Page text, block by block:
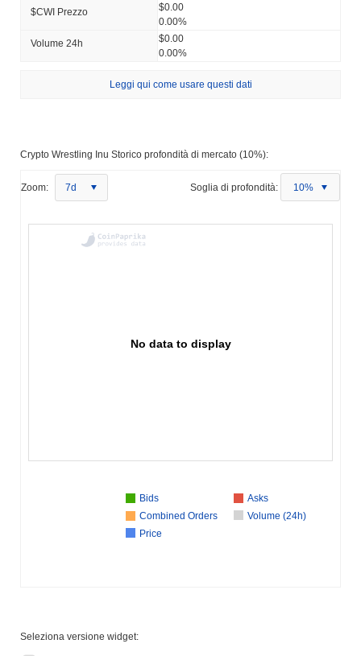
$CWI Prezzo
$0.00
0.00%
Volume 24h
$0.00
0.00%
Leggi qui come usare questi dati
Crypto Wrestling Inu Storico profondità di mercato (10%):
Zoom: 7d Soglia di profondità: 10%
No data to display
Bids
Asks
Combined Orders
Volume (24h)
Price
Seleziona versione widget: